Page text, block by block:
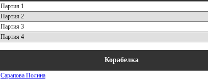
Партия 1
Партия 2
Партия 3
Партия 4
Корабелка
Сарапова Полина